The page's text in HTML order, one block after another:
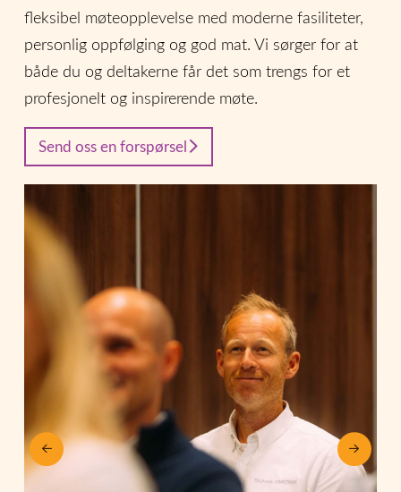
fleksibel møteopplevelse med moderne fasiliteter,
personlig oppfølging og god mat. Vi sørger for at
både du og deltakerne får det som trengs for et
profesjonelt og inspirerende møte.
Send oss en forspørsel